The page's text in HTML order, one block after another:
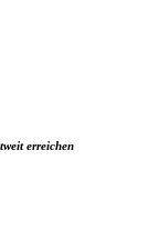
erreichen